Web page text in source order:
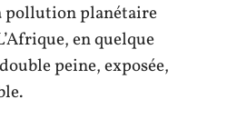
pollution planétaire
en quelque
peine, exposée,